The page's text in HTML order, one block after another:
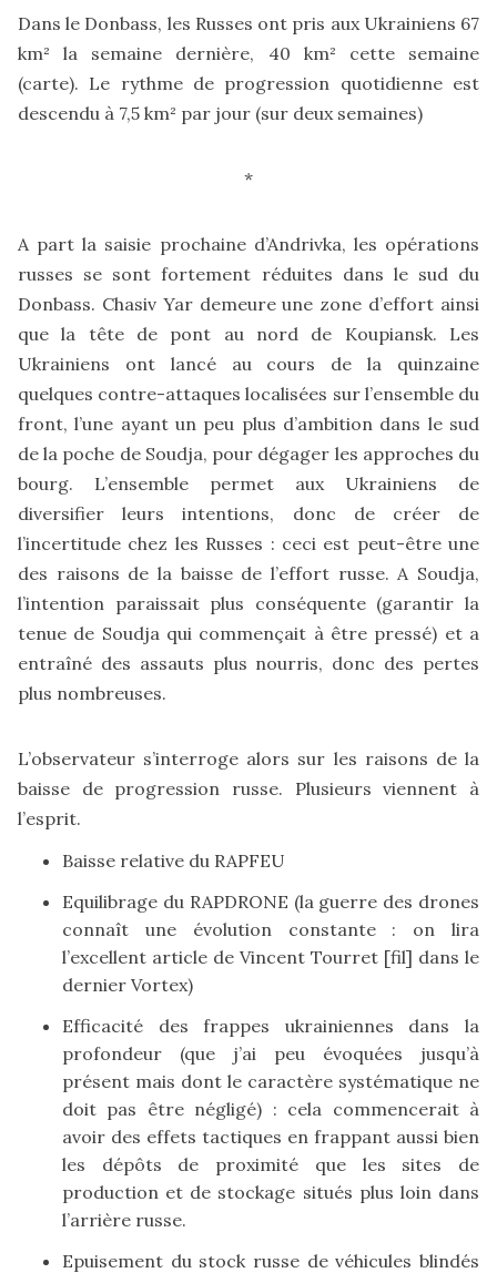
Dans le Donbass, les Russes ont pris aux Ukrainiens 67
km² la semaine dernière, 40 km² cette semaine
(carte). Le rythme de progression quotidienne est
descendu à 7,5 km² par jour (sur deux semaines)
*
A part la saisie prochaine d’Andrivka, les opérations
russes se sont fortement réduites dans le sud du
Donbass. Chasiv Yar demeure une zone d’effort ainsi
que la tête de pont au nord de Koupiansk. Les
Ukrainiens ont lancé au cours de la quinzaine
quelques contre-attaques localisées sur l’ensemble du
front, l’une ayant un peu plus d’ambition dans le sud
de la poche de Soudja, pour dégager les approches du
bourg. L’ensemble permet aux Ukrainiens de
diversifier leurs intentions, donc de créer de
l’incertitude chez les Russes : ceci est peut-être une
des raisons de la baisse de l’effort russe. A Soudja,
l’intention paraissait plus conséquente (garantir la
tenue de Soudja qui commençait à être pressé) et a
entraîné des assauts plus nourris, donc des pertes
plus nombreuses.
L’observateur s’interroge alors sur les raisons de la
baisse de progression russe. Plusieurs viennent à
l’esprit.
Baisse relative du RAPFEU
Equilibrage du RAPDRONE (la guerre des drones
connaît une évolution constante : on lira
l’excellent article de Vincent Tourret [fil] dans le
dernier Vortex)
Efficacité des frappes ukrainiennes dans la
profondeur (que j’ai peu évoquées jusqu’à
présent mais dont le caractère systématique ne
doit pas être négligé) : cela commencerait à
avoir des effets tactiques en frappant aussi bien
les dépôts de proximité que les sites de
production et de stockage situés plus loin dans
l’arrière russe.
Epuisement du stock russe de véhicules blindés